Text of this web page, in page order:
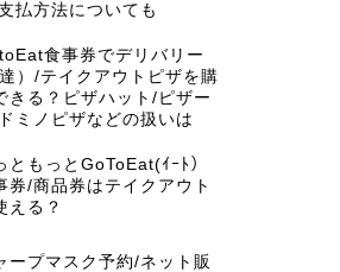
払方法についても
食事券でデリバリー
）/テイクアウトピザを購
きる？ピザハット/ピザー
ミノピザなどの扱いは
ともっとGoToEat(ｲｰﾄ）
券/商品券はテイクアウト
える？
ープマスク予約/ネット販